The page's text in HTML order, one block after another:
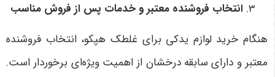
انتخاب فروشنده معتبر و خدمات پس از فروش مناسب
هنگام خرید لوازم یدکی برای غلطک هپکو، انتخاب فروشنده
معتبر و دارای سابقه درخشان از اهمیت ویژه‌ای برخوردار است.